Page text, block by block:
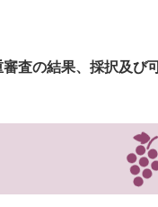
審査の結果、採択及び